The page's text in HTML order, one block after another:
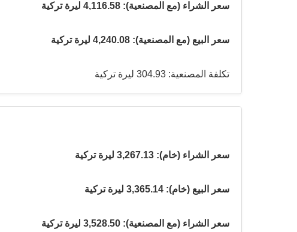
سعر الشراء (مع المصنعية): 4,116.58 ليرة تركية
سعر البيع (مع المصنعية): 4,240.08 ليرة تركية
تكلفة المصنعية: 304.93 ليرة تركية
سعر الشراء (خام): 3,267.13 ليرة تركية
سعر البيع (خام): 3,365.14 ليرة تركية
سعر الشراء (مع المصنعية): 3,528.50 ليرة تركية